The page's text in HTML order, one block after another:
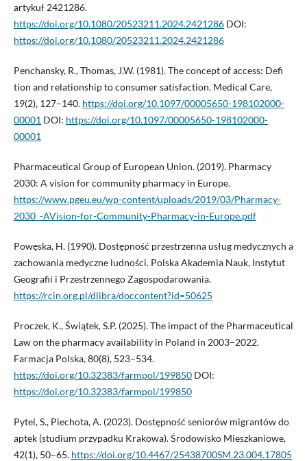
artykuł 2421286.
https://doi.org/10.1080/20523211.2024.2421286DOI:
https://doi.org/10.1080/20523211.2024.2421286
Penchansky, R., Thomas, J.W. (1981). The concept of access: Defi
tion and relationship to consumer satisfaction. Medical Care,
19(2), 127–140. https://doi.org/10.1097/00005650-198102000-
00001 DOI: https://doi.org/10.1097/00005650-198102000-
00001
Pharmaceutical Group of European Union. (2019). Pharmacy
2030: A vision for community pharmacy in Europe.
https://www.pgeu.eu/wp-content/uploads/2019/03/Pharmacy-
2030_-AVision-for-Community-Pharmacy-in-Europe.pdf
Powęska, H. (1990). Dostępność przestrzenna usług medycznych a
zachowania medyczne ludności. Polska Akademia Nauk, Instytut
Geografii i Przestrzennego Zagospodarowania.
https://rcin.org.pl/dlibra/doccontent?id=50625
Proczek, K., Świątek, S.P. (2025). The impact of the Pharmaceutical
Law on the pharmacy availability in Poland in 2003–2022.
Farmacja Polska, 80(8), 523–534.
https://doi.org/10.32383/farmpol/199850DOI:
https://doi.org/10.32383/farmpol/199850
Pytel, S., Piechota, A. (2023). Dostępność seniorów migrantów do
aptek (studium przypadku Krakowa). Środowisko Mieszkaniowe,
42(1), 50–65. https://doi.org/10.4467/25438700SM.23.004.17805